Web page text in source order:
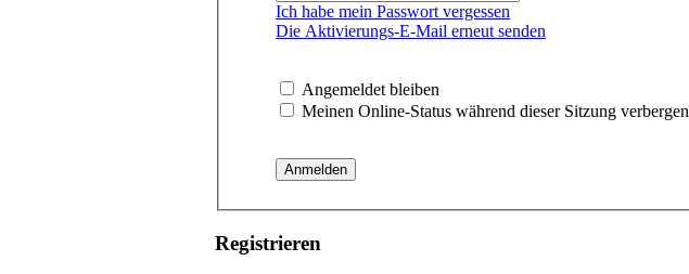
Ich habe mein Passwort vergessen
Die Aktivierungs-E-Mail erneut senden
Angemeldet bleiben
Meinen Online-Status während dieser Sitzung verbergen
Registrieren